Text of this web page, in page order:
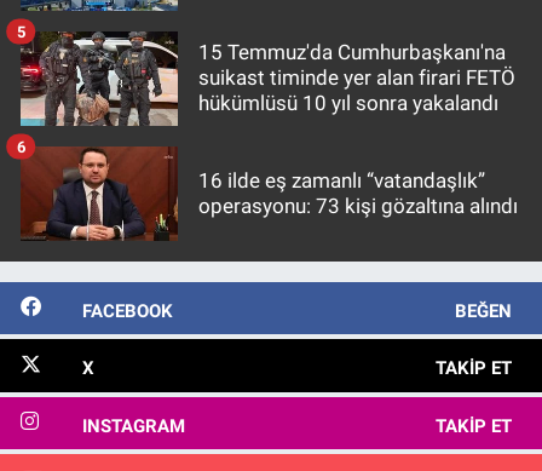
15 Temmuz'da Cumhurbaşkanı'na
suikast timinde yer alan firari FETÖ
hükümlüsü 10 yıl sonra yakalandı
5
16 ilde eş zamanlı “vatandaşlık”
operasyonu: 73 kişi gözaltına alındı
6
FACEBOOK BEĞEN
X TAKIP ET
INSTAGRAM TAKIP ET